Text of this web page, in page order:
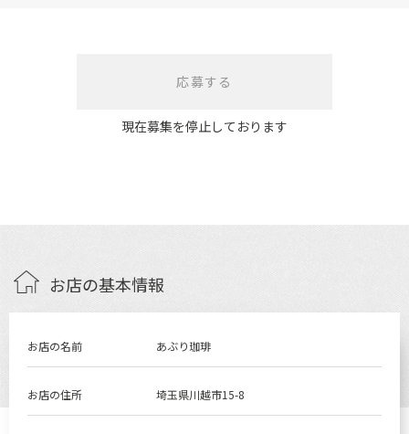
応募する
現在募集を停止しております
お店の基本情報
お店の名前 あぶり珈琲
お店の住所 埼玉県川越市15-8